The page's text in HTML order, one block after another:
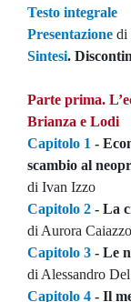
Testo integrale
Presentazione di
Sintesi.
Parte prima.
Brianza e Lodi
Capitolo 1 -
scambio al
di Ivan Izzo
Capitolo 2 - La
di Aurora Caiazzo
Capitolo 3 - Le
di Alessandro
Capitolo 4 - Il